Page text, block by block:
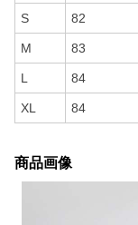
S 82
M 83
L 84
XL 84
商品画像